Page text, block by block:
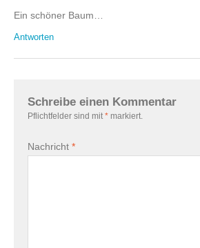
Ein schöner Baum…
Antworten
Schreibe einen Kommentar
Pflichtfelder sind mit * markiert.
Nachricht *